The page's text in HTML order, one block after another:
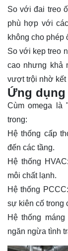
So với đai treo
phù hợp với
không cho phép
So với kẹp treo
cao nhưng khả
vượt trội nhờ kết
Ứng
Cùm omega là
trong:
Hệ thống cấp
đến các tầng.
Hệ thống
môi chất lạnh.
Hệ thống
sự kiên cố trong
Hệ thống
ngăn ngừa tình